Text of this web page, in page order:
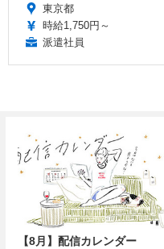
東京都
時給1,750円～
派遣社員
【8月】配信カレンダー